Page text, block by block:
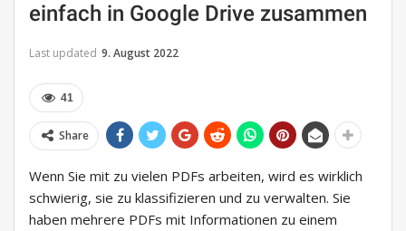
einfach in Google Drive zusammen
Last updated 9. August 2022
41
Share
Wenn Sie mit zu vielen PDFs arbeiten, wird es wirklich
schwierig, sie zu klassifizieren und zu verwalten. Sie
haben mehrere PDFs mit Informationen zu einem